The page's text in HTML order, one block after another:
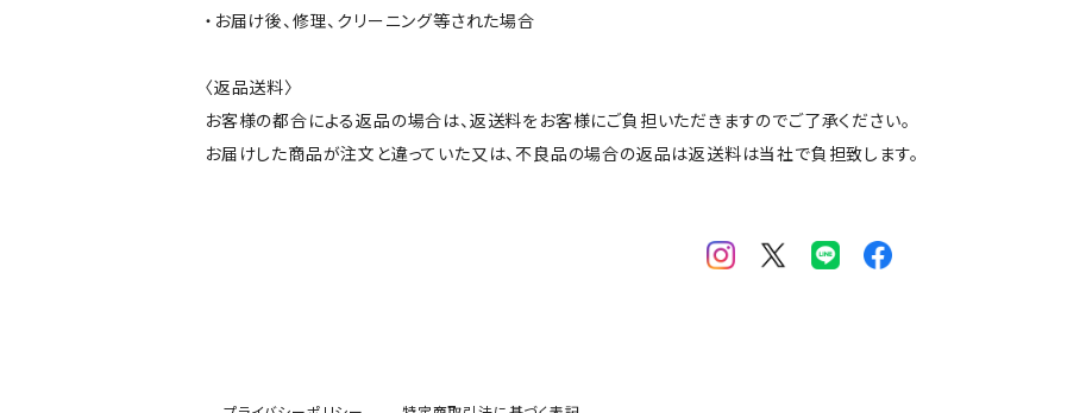
・お届け後、修理、クリーニング等された場合
〈返品送料〉
お客様の都合による返品の場合は、返送料をお客様にご負担いただきますのでご了承ください。
お届けした商品が注文と違っていた又は、不良品の場合の返品は返送料は当社で負担致します。